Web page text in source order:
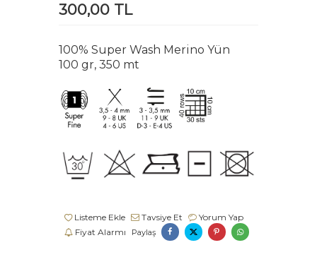
300,00 TL
100% Super Wash Merino Yün
100 gr, 350 mt
Listeme Ekle Tavsiye Et
Yorum Yap
Fiyat Alarmı
Paylaş